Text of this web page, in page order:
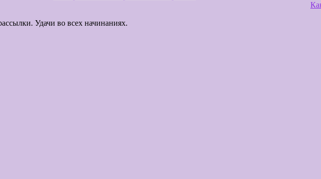
во всех начинаниях.